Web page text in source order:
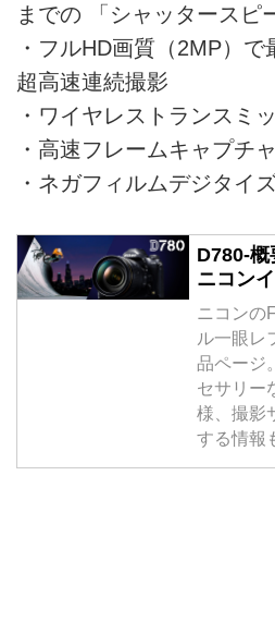
までの 「シャッタースピ
・フルHD画質（2MP）
超高速連続撮影
・ワイヤレストランスミ
・高速フレームキャプチャ
・ネガフィルムデジタイ
D780-概
ニコン
ニコンの
ル一眼レ
品ページ
セサリー
様、撮影
する情報